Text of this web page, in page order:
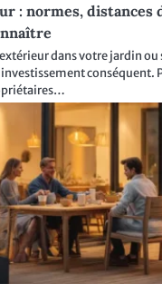
: normes, distances
dans votre jardin ou
conséquent.